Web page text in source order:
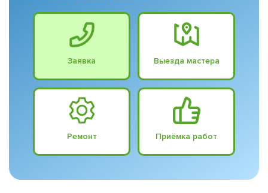
Заявка Выезда мастера
Ремонт Приёмка работ